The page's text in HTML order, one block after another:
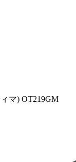
マ) OT219GM